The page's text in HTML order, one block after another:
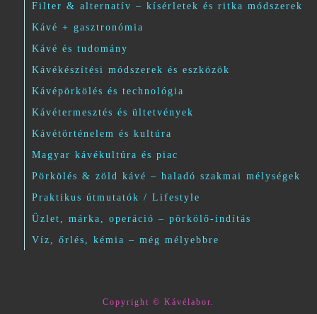
Filter & alternatív – kísérletek és ritka módszerek
Kávé + gasztronómia
Kávé és tudomány
Kávékészítési módszerek és eszközök
Kávépörkölés és technológia
Kávétermesztés és ültetvények
Kávétörténelem és kultúra
Magyar kávékultúra és piac
Pörkölés & zöld kávé – haladó szakmai mélységek
Praktikus útmutatók / Lifestyle
Üzlet, márka, operáció – pörkölő-indítás
Víz, őrlés, kémia – még mélyebbre
Copyright © Kávélabor.